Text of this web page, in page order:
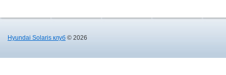
Hyundai Solaris клуб © 2026